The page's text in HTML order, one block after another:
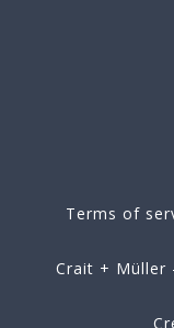
Terms of
Crait + Müller